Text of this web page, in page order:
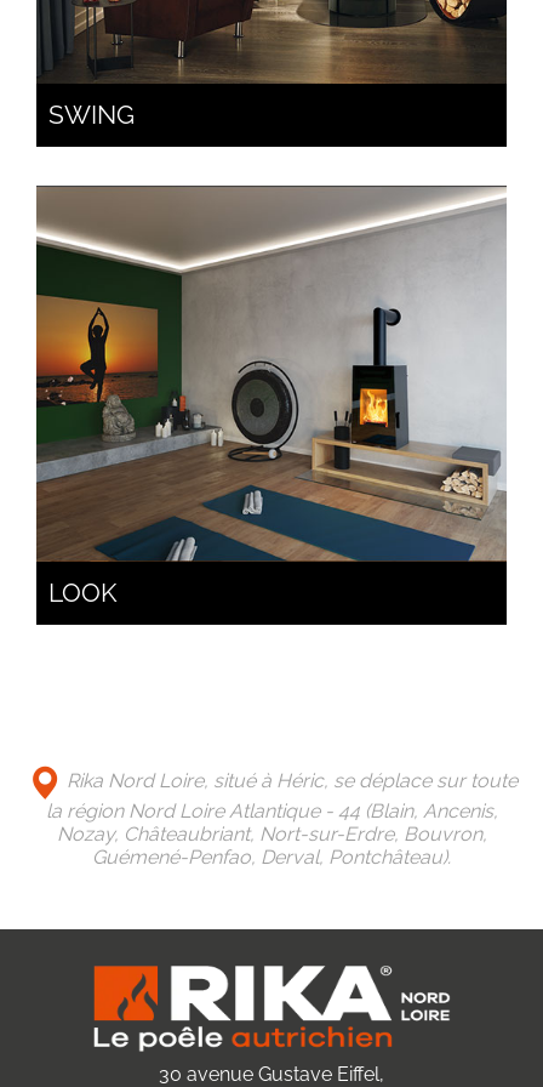
SWING
LOOK
Rika Nord Loire, situé à Héric, se déplace sur toute
la région Nord Loire Atlantique - 44 (Blain, Ancenis,
Nozay, Châteaubriant, Nort-sur-Erdre, Bouvron,
Guémené-Penfao, Derval, Pontchâteau).
30 avenue Gustave Eiffel,